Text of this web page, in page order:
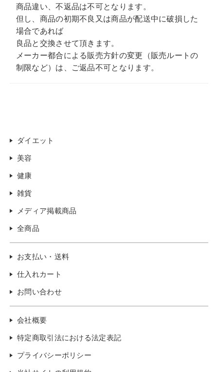
商品違い、不返品は不可となります。
但し、商品の初期不良又は商品が配送中に破損した
場合であれば
良品と交換させて頂きます。
メーカー都合による販売方針の変更（販売ルートの
制限など）は、ご返品不可となります。
ダイエット
美容
健康
雑貨
メディア掲載商品
全商品
お支払い・送料
仕入れカート
お問い合わせ
会社概要
特定商取引法における法定表記
プライバシーポリシー